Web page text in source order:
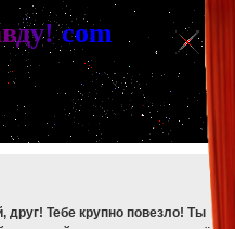
db/driver/mysqli.php
db/driver/mysqli.php 329
db/driver/mysqli.php on line 265
db/driver/mysqli.php on line329
db/driver/mysqli.php on line 265
db/driver/mysqli.php on line329:
вду! com
друг! Тебе крупно повезло! Ты